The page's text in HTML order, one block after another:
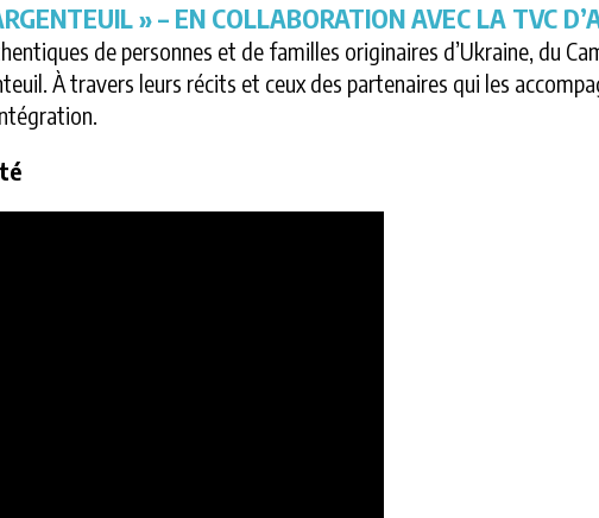
» – EN COLLABORATION AVEC LA TVC
de personnes et de familles originaires d’Ukraine, du
À travers leurs récits et ceux des partenaires qui les